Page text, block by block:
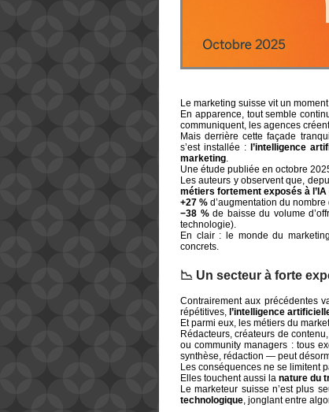
Le marketing suisse vit un
En apparence, tout semble
communiquent, les agences
Mais derrière cette façade
s’est installée : l’intelligence
marketing.
Une étude publiée en octobre
Les auteurs y observent que,
métiers fortement exposés à
+27 % d’augmentation du
−38 %de baisse du volume
technologie).
En clair : le monde du
concrets.
📉 Un secteur à forte
Contrairement aux précédentes
répétitives, l’intelligence
Et parmi eux, les métiers du
Rédacteurs, créateurs de
ou community managers : tous
synthèse, rédaction — peut
Les conséquences ne se limitent
Elles touchent aussi la nature du
Le marketeur suisse n’est plus
technologique, jonglant entre